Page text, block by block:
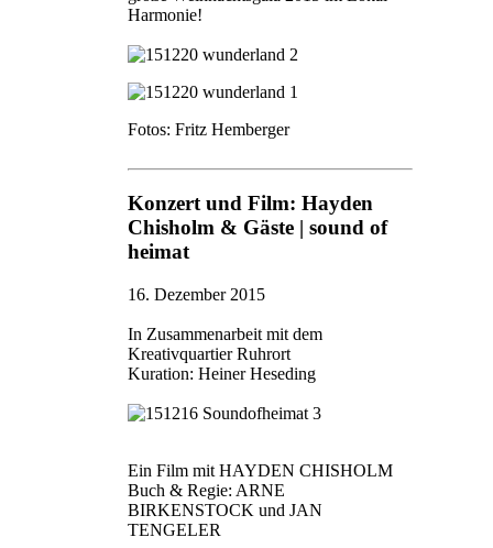
Harmonie!
Fotos: Fritz Hemberger
Konzert und Film: Hayden
Chisholm & Gäste | sound of
heimat
16. Dezember 2015
In Zusammenarbeit mit dem
Kreativquartier Ruhrort
Kuration: Heiner Heseding
Ein Film mit HAYDEN CHISHOLM
Buch & Regie: ARNE
BIRKENSTOCK und JAN
TENGELER